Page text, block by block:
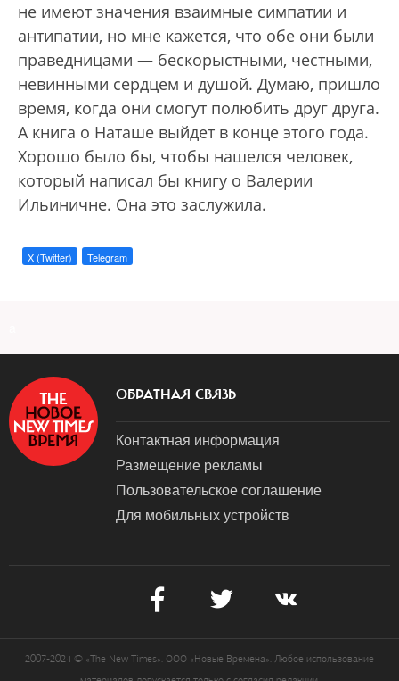
не имеют значения взаимные симпатии и
антипатии, но мне кажется, что обе они были
праведницами — бескорыстными, честными,
невинными сердцем и душой. Думаю, пришло
время, когда они смогут полюбить друг друга.
А книга о Наташе выйдет в конце этого года.
Хорошо было бы, чтобы нашелся человек,
который написал бы книгу о Валерии
Ильиничне. Она это заслужила.
X (Twitter) Telegram
ОБРАТНАЯ СВЯЗЬ
Контактная информация
Размещение рекламы
Пользовательское соглашение
Для мобильных устройств
2007-2024 © «The New Times». ООО «Новые Времена». Любое использование